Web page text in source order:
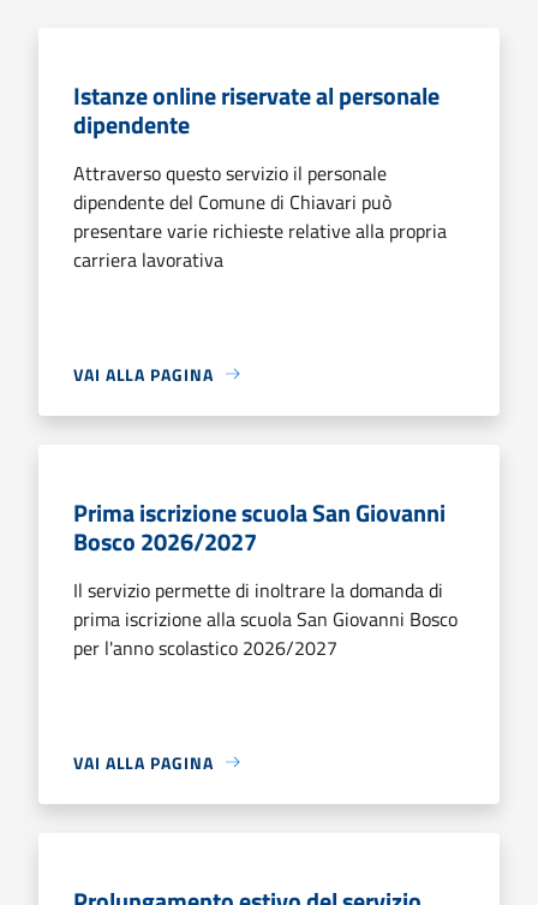
Istanze online riservate al personale
dipendente
Attraverso questo servizio il personale
dipendente del Comune di Chiavari può
presentare varie richieste relative alla propria
carriera lavorativa
VAI ALLA PAGINA
Prima iscrizione scuola San Giovanni
Bosco 2026/2027
Il servizio permette di inoltrare la domanda di
prima iscrizione alla scuola San Giovanni Bosco
per l'anno scolastico 2026/2027
VAI ALLA PAGINA